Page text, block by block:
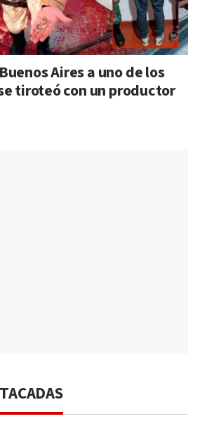
Aires a uno de los
tiroteó con un productor